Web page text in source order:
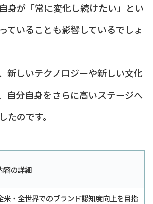
身が「常に変化し続けたい」とい
ていることも影響しているでしょ
新しいテクノロジーや新しい文化
自分自身をさらに高いステージへ
たのです。
容の詳細
米・全世界でのブランド認知度向上を目指